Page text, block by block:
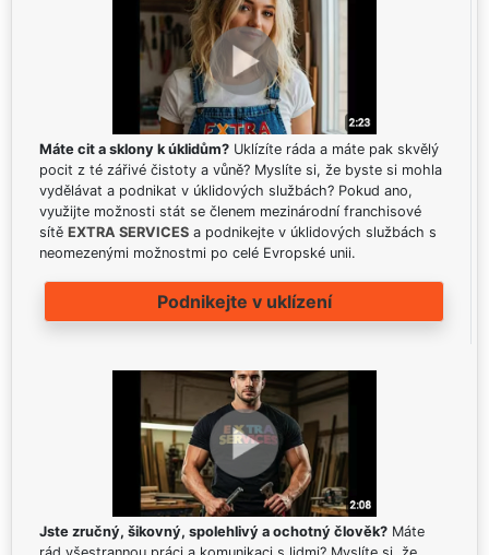
Máte cit a sklony k úklidům? Uklízíte ráda a máte pak skvělý
pocit z té zářivé čistoty a vůně? Myslíte si, že byste si mohla
vydělávat a podnikat v úklidových službách? Pokud ano,
využijte možnosti stát se členem mezinárodní franchisové
sítě EXTRA SERVICES a podnikejte v úklidových službách s
neomezenými možnostmi po celé Evropské unii.
Podnikejte v uklízení
Jste zručný, šikovný, spolehlivý a ochotný člověk? Máte